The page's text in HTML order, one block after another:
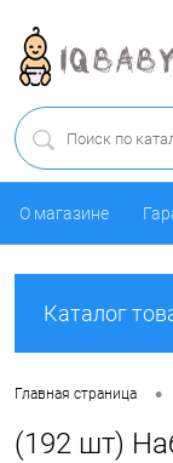
О магазине
Каталог
Главная страница •
(192 шт)